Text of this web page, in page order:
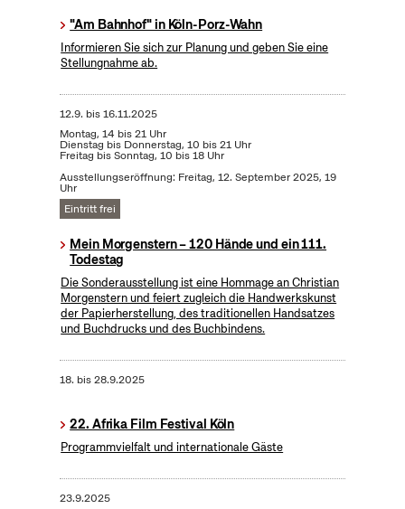
"Am Bahnhof" in Köln-Porz-Wahn
Informieren Sie sich zur Planung und geben Sie eine
Stellungnahme ab.
12.9. bis16.11.2025
Montag, 14 bis 21 Uhr
Dienstag bis Donnerstag, 10 bis 21 Uhr
Freitag bis Sonntag, 10 bis 18 Uhr
Ausstellungseröffnung: Freitag, 12. September 2025, 19
Uhr
Eintritt frei
Mein Morgenstern – 120 Hände und ein 111.
Todestag
Die Sonderausstellung ist eine Hommage an Christian
Morgenstern und feiert zugleich die Handwerkskunst
der Papierherstellung, des traditionellen Handsatzes
und Buchdrucks und des Buchbindens.
18. bis28.9.2025
22. Afrika Film Festival Köln
Programmvielfalt und internationale Gäste
23.9.2025